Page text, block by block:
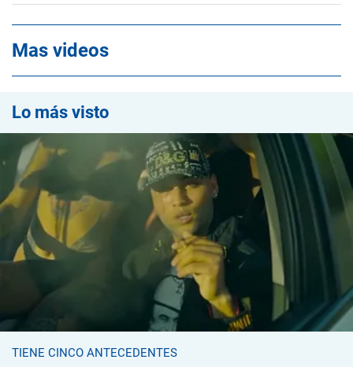
Mas videos
Lo más visto
TIENE CINCO ANTECEDENTES